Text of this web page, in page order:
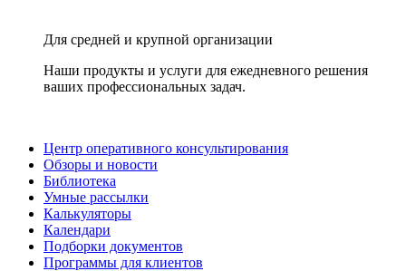
Для средней и крупной организации
Наши продукты и услуги для ежедневного решения
ваших профессиональных задач.
Центр оперативного консультирования
Обзоры и новости
Библиотека
Умные рассылки
Калькуляторы
Календари
Подборки документов
Программы для клиентов